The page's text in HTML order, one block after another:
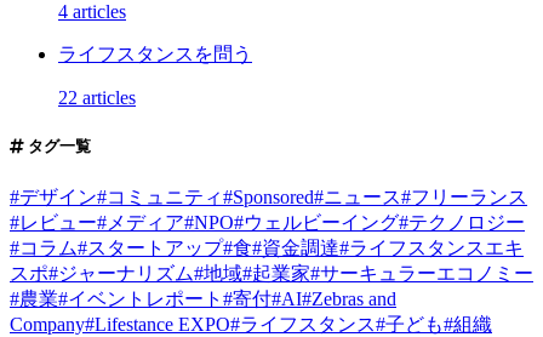
4 articles
ライフスタンスを問う
22 articles
タグ一覧
#デザイン#コミュニティ#Sponsored#ニュース#フリーランス
#レビュー# メディア#NPO#ウェルビーイング#テクノロジー
#コラム#スタートアップ#食#資金調達#ライフスタンスエキ
スポ#ジャーナリズム#地域#起業家#サーキュラーエコノミー
#農業#イベントレポート #寄付#AI#Zebras and
Company#Lifestance EXPO#ライフスタンス#子ども#組織